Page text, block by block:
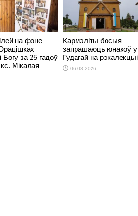
на фоне
Богу за 25 гадоў
Мікалая
Кармэліты босыя
запрашаюць юнакоў у
Гудагай на рэкалекцыі
06.08.2026